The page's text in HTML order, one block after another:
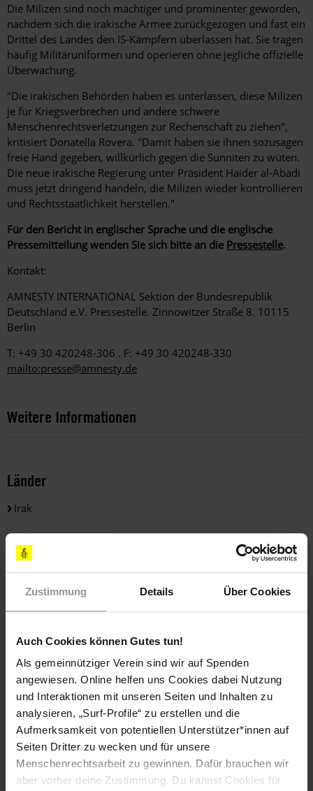
Zustimmung Details Über Cookies
Auch Cookies können Gutes tun!
Als gemeinnütziger Verein sind wir auf Spenden
angewiesen. Online helfen uns Cookies dabei Nutzung
und Interaktionen mit unseren Seiten und Inhalten zu
analysieren, „Surf-Profile“ zu erstellen und die
Aufmerksamkeit von potentiellen Unterstützer*innen auf
Seiten Dritter zu wecken und für unsere
Menschenrechtsarbeit zu gewinnen. Dafür brauchen wir
aber vorher deine Zustimmung. Du kannst Cookies für
Die Milizen sind noch mächtiger und prominenter geworden,
nachdem sich die irakische Armee zurückgezogen und fast ein
Drittel des Landes den IS-Kämpfern überlassen hat. Sie tragen
häufig Militäruniformen und operieren ohne jegliche offizielle
Überwachung.
"Die irakischen Behörden haben es unterlassen, diese Milizen
je für Kriegsverbrechen und andere schwere
Menschenrechtsverletzungen zur Rechenschaft zu ziehen",
kritisiert Donatella Rovera. "Damit haben sie ihnen sozusagen
freie Hand gegeben, willkürlich gegen die Sunniten zu wüten.
Die neue irakische Regierung unter Präsident Haider al-Abadi
muss jetzt dringend handeln, die Milizen wieder kontrollieren
und Rechtsstaatlichkeit herstellen."
Für den Bericht in englischer Sprache und die englische
Pressemitteilung wenden Sie sich bitte an die Pressestelle.
Kontakt:
AMNESTY INTERNATIONAL Sektion der Bundesrepublik
Deutschland e.V. Pressestelle. Zinnowitzer Straße 8. 10115
Berlin
T: +49 30 420248-306 . F: +49 30 420248-330
mailto:presse@amnesty.de
Weitere Informationen
Länder
Irak
Themen
Bewaffnete Konflikte
Teile diesen Beitrag
Bleib informiert